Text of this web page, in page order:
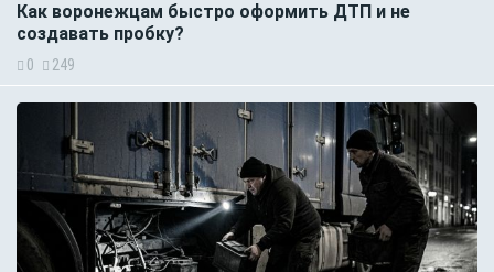
Как воронежцам быстро оформить ДТП и не
создавать пробку?
0 249